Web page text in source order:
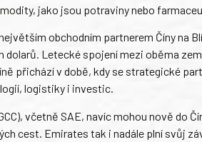
jako jsou potraviny nebo
obchodním partnerem Číny na
dolarů. Letecké spojení mezi oběma
přichází v době, kdy se strategické
logistiky i investic.
včetně SAE, navíc mohou nově do
cest. Emirates tak i nadále plní svůj